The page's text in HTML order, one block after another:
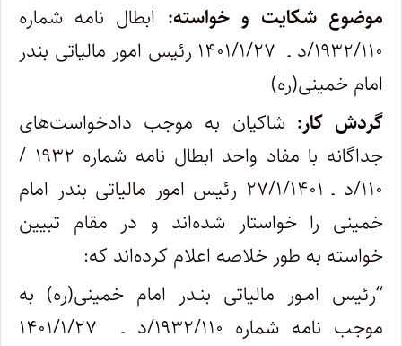
موضوع شکایت و خواسته: ابطال نامه شماره
۱۹۳۲/۱۱۰/د ـ ۱۴۰۱/۱/۲۷ رئیس امور مالیاتی بندر
امام خمینی(ره)
گردش کار: شاکیان به موجب دادخواست‌های
جداگانه با مفاد واحد ابطال نامه شماره ۱۹۳۲ /
۱۱۰/د ـ ۲۷/۱/۱۴۰۱ رئیس امور مالیاتی بندر امام
خمینی را خواستار شده‌اند و در مقام تبیین
خواسته به طور خلاصه اعلام کرده‌اند که:
“رئیس امـور مالیاتی بنـدر امام خمینی(ره) به
موجب نامه شماره ۱۹۳۲/۱۱۰/د ـ ۱۴۰۱/۱/۲۷